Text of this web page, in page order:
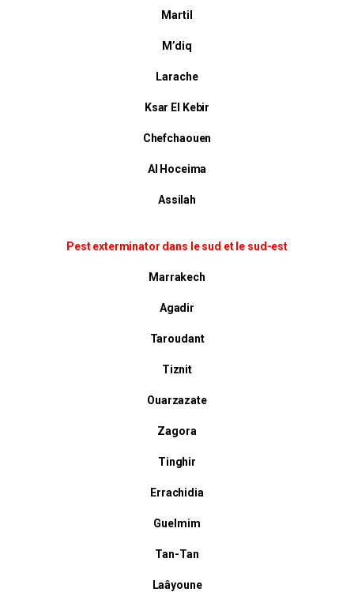
Martil
M’diq
Larache
Ksar El Kebir
Chefchaouen
Al Hoceima
Assilah
Pest exterminator dans le sud et le sud-est
Marrakech
Agadir
Taroudant
Tiznit
Ouarzazate
Zagora
Tinghir
Errachidia
Guelmim
Tan-Tan
Laâyoune